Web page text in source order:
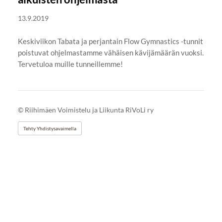
13.9.2019
Keskiviikon Tabata ja perjantain Flow Gymnastics -tunnit
poistuvat ohjelmastamme vähäisen kävijämäärän vuoksi.
Tervetuloa muille tunneillemme!
© Riihimäen Voimistelu ja Liikunta RiVoLi ry
Tehty Yhdistysavaimella